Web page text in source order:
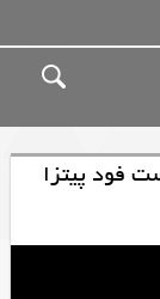
فود پیتزا